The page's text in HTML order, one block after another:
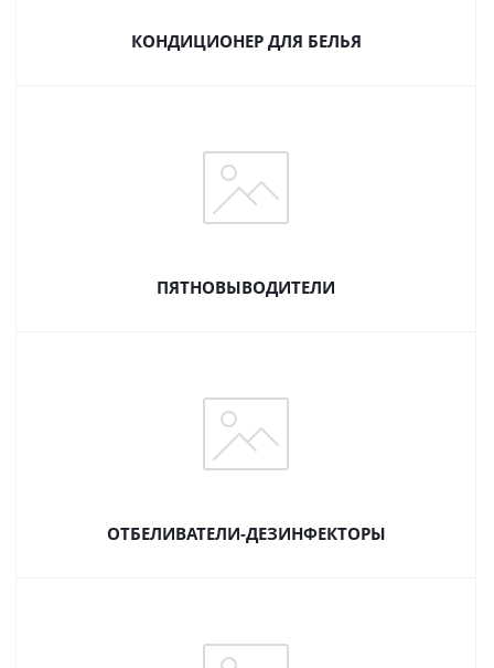
КОНДИЦИОНЕР ДЛЯ БЕЛЬЯ
ПЯТНОВЫВОДИТЕЛИ
ОТБЕЛИВАТЕЛИ-ДЕЗИНФЕКТОРЫ